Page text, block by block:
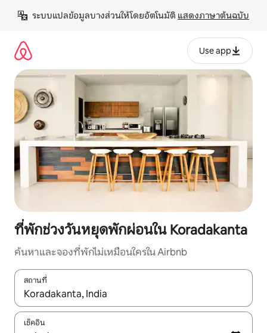
เนื้อหา
ระบบแปลข้อมูลบางส่วนให้โดยอัตโนมัติ แสดงภาษาต้นฉบับ
Use app
ที่พักช่วงวันหยุดพักผ่อนใน Koradakanta
ค้นหาและจองที่พักไม่เหมือนใครใน Airbnb
สถานที่
ใช้ลูกศรขึ้นลง หรือใช้การสัมผัสหรือปัด เพื่อสำรวจผลการค้นหา
เช็คอิน